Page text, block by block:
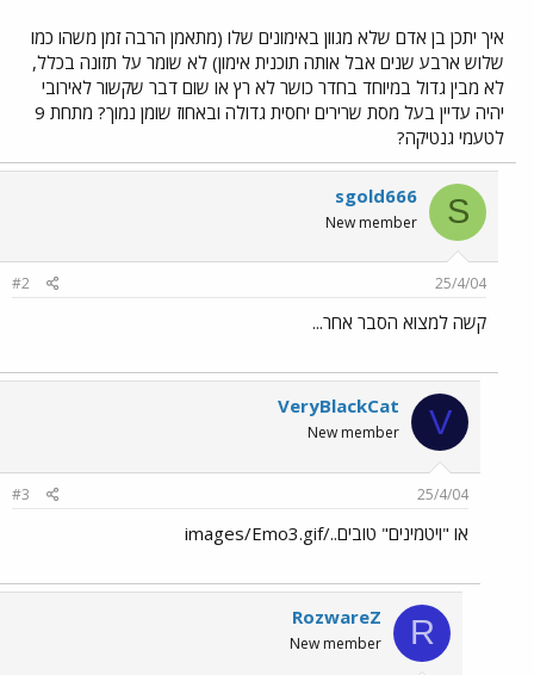
איך יתכן בן אדם שלא מגוון באימונים שלו (מתאמן הרבה זמן משהו כמו
שלוש ארבע שנים אבל אותה תוכנית אימון) לא שומר על תזונה בכלל,
לא מבין גדול במיוחד בחדר כושר לא רץ או שום דבר שקשור לאירובי
יהיה עדיין בעל מסת שרירים יחסית גדולה ובאחוז שומן נמוך? מתחת 9
לטעמי גנטיקה?
S
sgold666
New member
25/4/04
#2
קשה למצוא הסבר אחר...
V
VeryBlackCat
New member
25/4/04
#3
או "ויטמינים" טובים../images/Emo3.gif
R
RozwareZ
New member